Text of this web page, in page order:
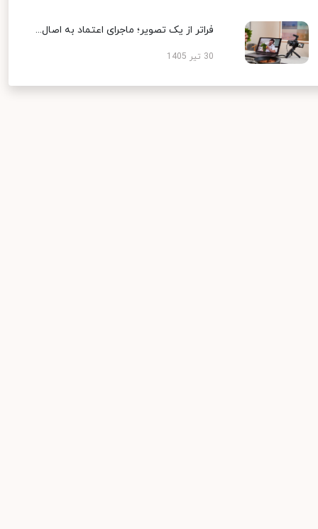
فراتر از یک تصویر؛ ماجرای اعتماد به اصال...
30 تیر 1405